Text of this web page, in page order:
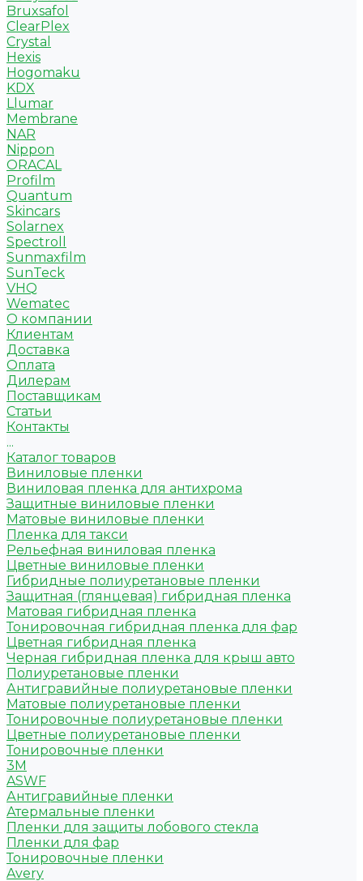
Bruxsafol
ClearPlex
Crystal
Hexis
Hogomaku
KDX
Llumar
Membrane
NAR
Nippon
ORACAL
Profilm
Quantum
Skincars
Solarnex
Spectroll
Sunmaxfilm
SunTeck
VHQ
Wematec
О компании
Клиентам
Доставка
Оплата
Дилерам
Поставщикам
Статьи
Контакты
...
Каталог товаров
Виниловые пленки
Виниловая пленка для антихрома
Защитные виниловые пленки
Матовые виниловые пленки
Пленка для такси
Рельефная виниловая пленка
Цветные виниловые пленки
Гибридные полиуретановые пленки
Защитная (глянцевая) гибридная пленка
Матовая гибридная пленка
Тонировочная гибридная пленка для фар
Цветная гибридная пленка
Черная гибридная пленка для крыш авто
Полиуретановые пленки
Антигравийные полиуретановые пленки
Матовые полиуретановые пленки
Тонировочные полиуретановые пленки
Цветные полиуретановые пленки
Тонировочные пленки
3M
ASWF
Антигравийные пленки
Атермальные пленки
Пленки для защиты лобового стекла
Пленки для фар
Тонировочные пленки
Avery